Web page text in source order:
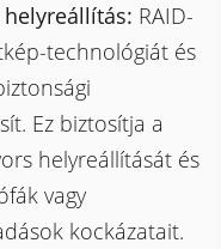
RAID-
technológiát és
Ez biztosítja a
helyreállítását és
vagy
kockázatait.